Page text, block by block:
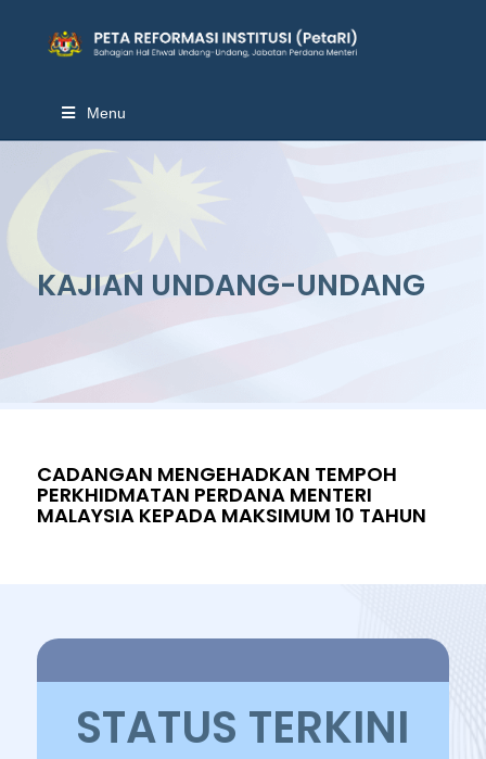
Menu
KAJIAN UNDANG-UNDANG
CADANGAN MENGEHADKAN TEMPOH
PERKHIDMATAN PERDANA MENTERI
MALAYSIA KEPADA MAKSIMUM 10 TAHUN
STATUS TERKINI